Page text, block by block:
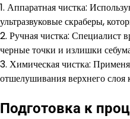
1. Аппаратная чистка:
ультразвуковые скраберы,
2. Ручная чистка: Специалист
черные точки и излишки
3. Химическая чистка:
отшелушивания верхнего слоя
Подготовка к